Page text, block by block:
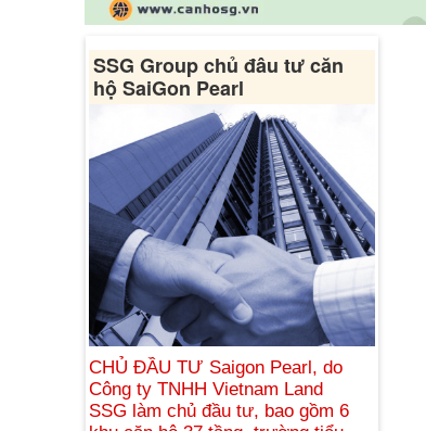
SSG Group chủ đâu tư căn
hộ SaiGon Pearl